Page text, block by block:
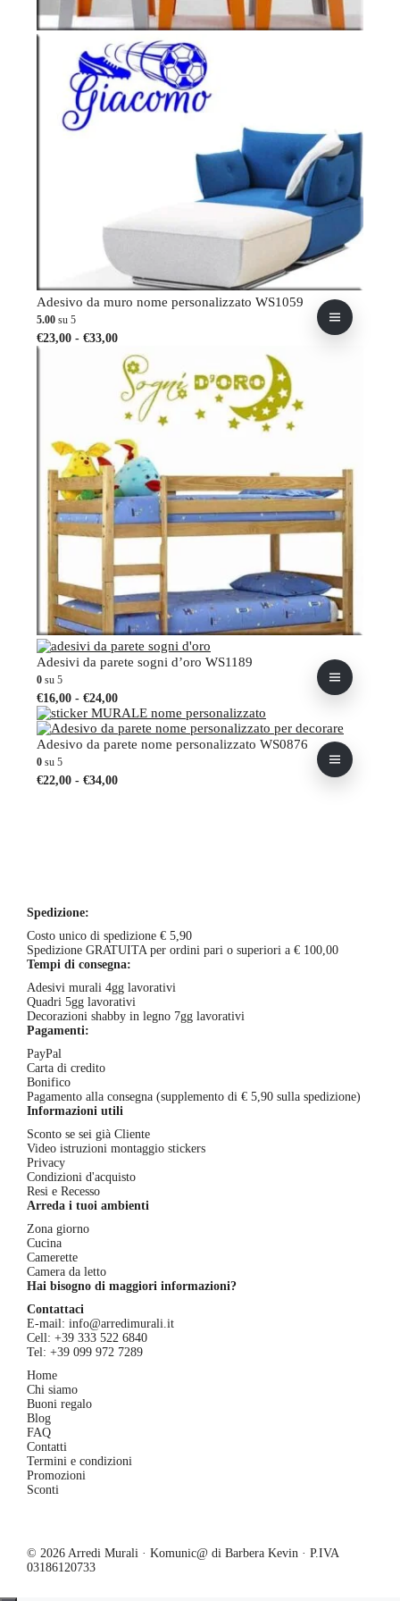
Adesivo da muro nome personalizzato WS1059
5.00 su 5
€23,00 - €33,00Fascia
prezzo:
da
€23,00
€33,00
Questo
prodotto
ha
più
varianti.
Le
opzioni
possono
essere
scelte
nella
pagina
del
prodotto
Adesivi da parete sogni d’oro WS1189
0 su 5
€16,00 - €24,00Fascia
di
prezzo:
da
€24,00
Questo
prodotto
ha
più
Adesivo da parete nome personalizzato WS0876
0 su 5
€22,00 - €34,00Fascia
Questo
nella
pagina
del
Spedizione:
Costo unico di spedizione € 5,90
Spedizione GRATUITA per ordini pari o superiori a € 100,00
Tempi di consegna:
Adesivi murali 4gg lavorativi
Quadri 5gg lavorativi
Decorazioni shabby in legno 7gg lavorativi
Pagamenti:
PayPal
Carta di credito
Bonifico
Pagamento alla consegna (supplemento di € 5,90 sulla spedizione)
Informazioni utili
Sconto se sei già Cliente
Video istruzioni montaggio stickers
Privacy
Condizioni d'acquisto
Resi e Recesso
Arreda i tuoi ambienti
Zona giorno
Cucina
Camerette
Camera da letto
Hai bisogno di maggiori informazioni?
Contattaci
E-mail: info@arredimurali.it
Cell: +39 333 522 6840
Tel: +39 099 972 7289
Home
Chi siamo
Buoni regalo
Blog
FAQ
Contatti
Termini e condizioni
Promozioni
Sconti
© 2026 Arredi Murali · Komunic@ di Barbera Kevin · P.IVA
03186120733